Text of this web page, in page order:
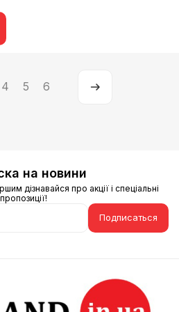
4 5 6
на новини
дізнавайся про акції і спеціальні
пропозиції!
Подписаться